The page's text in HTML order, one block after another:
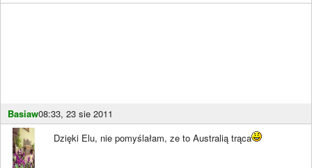
Basiaw08:33, 23 sie 2011
Dzięki Elu, nie pomyślałam, ze to Australią trąca